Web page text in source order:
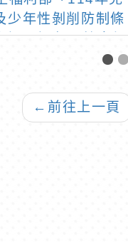
少年性剝削防制條
行30週年」教育倡
動函及活動流程，
← 前往上一頁